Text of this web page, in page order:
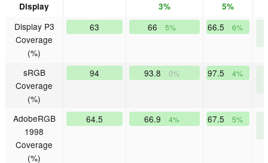
Display 3% 5%
Display P3
Coverage
(%)
63 66 5% 66.5 6%
sRGB
Coverage
(%)
94 93.8 0% 97.5 4%
AdobeRGB
1998
Coverage
(%)
64.5 66.9 4% 67.5 5%